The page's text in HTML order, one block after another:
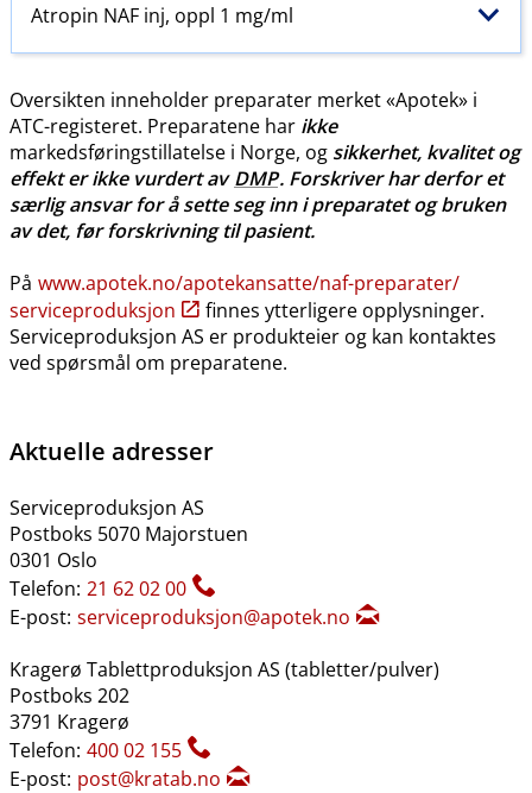
Atropin NAF inj, oppl 1 mg/ml
Oversikten inneholder preparater merket «Apotek» i
ATC-registeret. Preparatene har ikke
markedsføringstillatelse i Norge, og sikkerhet, kvalitet og
effekt er ikke vurdert avDMP. Forskriver har derfor et
særlig ansvar for å sette seg inn i preparatet og bruken
av det, før forskrivning til pasient.
På www.apotek.no​/​apotekansatte​/​naf-preparater​/​
serviceproduksjon
finnes ytterligere opplysninger.
Serviceproduksjon AS er produkteier og kan kontaktes
ved spørsmål om preparatene.
Aktuelle adresser
Serviceproduksjon AS
Postboks 5070 Majorstuen
0301 Oslo
Telefon: 21 62 02 00
E-post: serviceproduksjon@apotek.no
Kragerø Tablettproduksjon AS (tabletter​/​pulver)
Postboks 202
3791 Kragerø
Telefon: 400 02 155
E-post: post@kratab.no